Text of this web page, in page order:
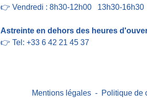
👉 Vendredi : 8h30-12h00 13h30-16h30
Astreinte en dehors des heures
👉 Tel: +33 6 42 21 45 37
Mentions légales - Politique de